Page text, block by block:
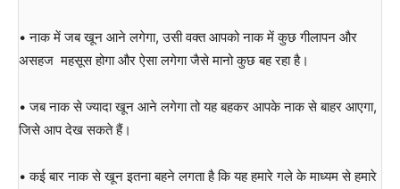
• नाक में जब खून आने लगेगा, उसी वक्त आपको नाक में कुछ गीलापन और
असहज महसूस होगा और ऐसा लगेगा जैसे मानो कुछ बह रहा है।
• जब नाक से ज्यादा खून आने लगेगा तो यह बहकर आपके नाक से बाहर आएगा,
जिसे आप देख सकते हैं।
• कई बार नाक से खून इतना बहने लगता है कि यह हमारे गले के माध्यम से हमारे